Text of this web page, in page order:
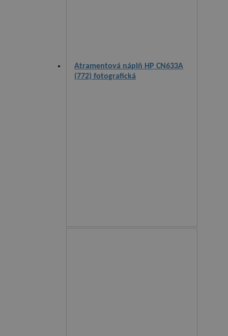
Atramentová náplň HP CN633A
(772) fotografická